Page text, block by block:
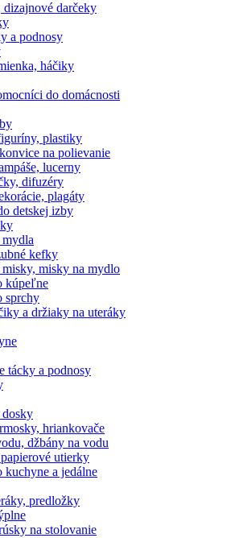
darčeky
a podnosy
háčiky
do domácnosti
plastiky
na polievanie
lucerny
difuzéry
plagáty
detskej izby
kefky
misky na mydlo
kúpeľne
sprchy
a držiaky na uteráky
tácky a podnosy
hriankovače
džbány na vodu
utierky
a jedálne
predložky
na stolovanie